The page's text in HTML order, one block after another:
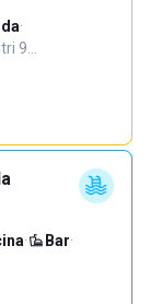
·
9…
· Bar·